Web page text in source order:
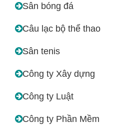
Sân bóng đá
Câu lạc bộ thể thao
Sân tenis
Công ty Xây dựng
Công ty Luật
Công ty Phần Mềm